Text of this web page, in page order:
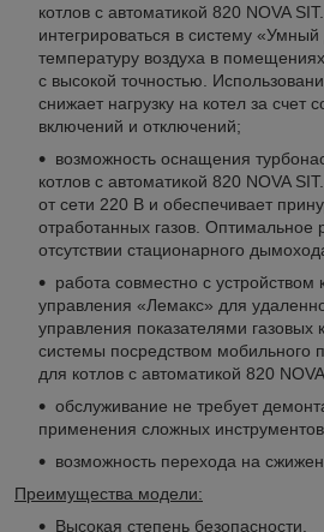
котлов с автоматикой 820 NOVA
интегрироваться в систему
температуру воздуха в
с высокой точностью.
снижает нагрузку на котел за счет
включений и отключений;
возможность оснащения
котлов с автоматикой 820 NOVA
от сети 220 В и обеспечивает
отработанных газов. Оптимальное
отсутствии стационарного
работа совместно с устройством
управления «Лемакс» для
управления показателями газовых
системы посредством мобильного
для котлов с автоматикой 820
обслуживание не требует
применения сложных инструментов.
возможность перехода на
Преимущества модели:
Высокая степень безопасности.